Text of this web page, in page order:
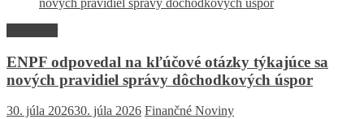
ENPF odpovedal na kľúčové otázky týkajúce sa
nových pravidiel správy dôchodkových úspor
30. júla 202630. júla 2026 Finančné Noviny